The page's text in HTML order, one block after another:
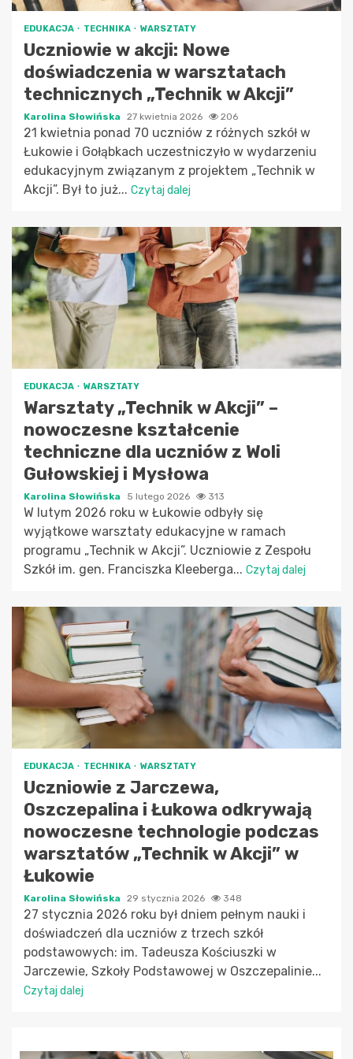
EDUKACJA TECHNIKA WARSZTATY
Uczniowie w akcji: Nowe
doświadczenia w warsztatach
technicznych „Technik w Akcji”
Karolina Słowińska 27 kwietnia 2026 206
21 kwietnia ponad 70 uczniów z różnych szkół w
Łukowie i Gołąbkach uczestniczyło w wydarzeniu
edukacyjnym związanym z projektem „Technik w
Akcji”. Był to już... Czytaj dalej
EDUKACJA WARSZTATY
Warsztaty „Technik w Akcji” –
nowoczesne kształcenie
techniczne dla uczniów z Woli
Gułowskiej i Mysłowa
Karolina Słowińska 5 lutego 2026 313
W lutym 2026 roku w Łukowie odbyły się
wyjątkowe warsztaty edukacyjne w ramach
programu „Technik w Akcji”. Uczniowie z Zespołu
Szkół im. gen. Franciszka Kleeberga... Czytaj dalej
EDUKACJA TECHNIKA WARSZTATY
Uczniowie z Jarczewa,
Oszczepalina i Łukowa odkrywają
nowoczesne technologie podczas
warsztatów „Technik w Akcji” w
Łukowie
Karolina Słowińska 29 stycznia 2026 348
27 stycznia 2026 roku był dniem pełnym nauki i
doświadczeń dla uczniów z trzech szkół
podstawowych: im. Tadeusza Kościuszki w
Jarczewie, Szkoły Podstawowej w Oszczepalinie...
Czytaj dalej